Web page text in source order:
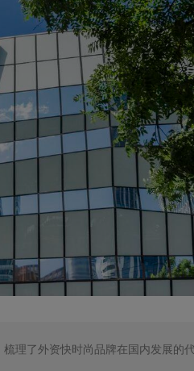
理了外资快时尚品牌在国内发展的